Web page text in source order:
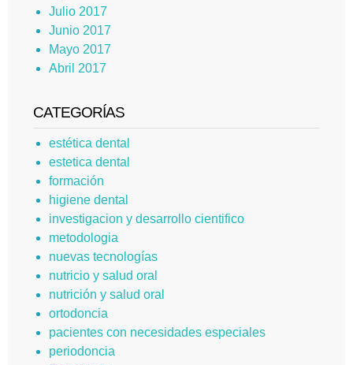
Julio 2017
Junio 2017
Mayo 2017
Abril 2017
CATEGORÍAS
estética dental
estetica dental
formación
higiene dental
investigacion y desarrollo cientifico
metodologia
nuevas tecnologías
nutricio y salud oral
nutrición y salud oral
ortodoncia
pacientes con necesidades especiales
periodoncia